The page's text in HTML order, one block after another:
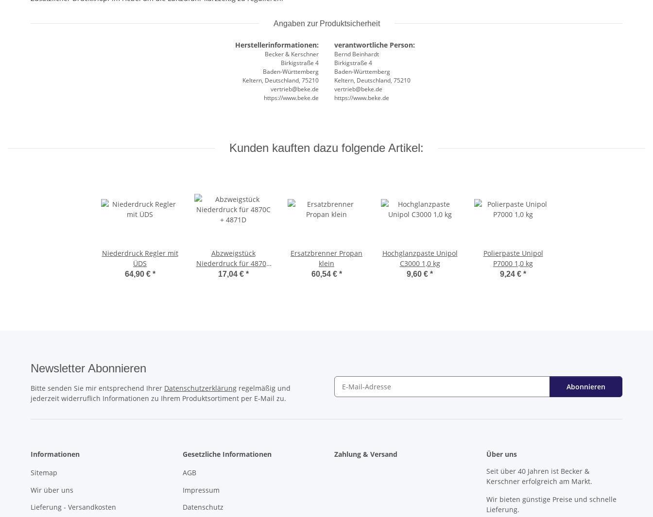
Angaben zur Produktsicherheit
Herstellerinformationen:
Becker & Kerschner
Birkigstraße 4
Baden-Württemberg
Keltern, Deutschland, 75210
vertrieb@beke.de
https://www.beke.de
verantwortliche Person:
Bernd Beinhardt
Birkigstraße 4
Baden-Württemberg
Keltern, Deutschland, 75210
vertrieb@beke.de
https://www.beke.de
Kunden kauften dazu folgende Artikel:
Niederdruck Regler mit
ÜDS
64,90 € *
Abzweigstück
Niederdruck für 4870C
+ 4871D
17,04 € *
Ersatzbrenner Propan
klein
60,54 € *
Hochglanzpaste Unipol
C3000 1,0 kg
9,60 € *
Polierpaste Unipol
P7000 1,0 kg
9,24 € *
Newsletter Abonnieren
Bitte senden Sie mir entsprechend Ihrer Datenschutzerklärung regelmäßig und
jederzeit widerruflich Informationen zu Ihrem Produktsortiment per E-Mail zu.
Abonnieren
Informationen
Sitemap
Wir über uns
Lieferung - Versandkosten
Gesetzliche Informationen
AGB
Impressum
Datenschutz
Zahlung & Versand
Über uns
Seit über 40 Jahren ist Becker &
Kerschner erfolgreich am Markt.
Wir bieten günstige Preise und schnelle
Lieferung.